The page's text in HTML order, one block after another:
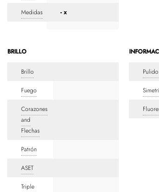
Medidas - x
BRILLO
Brillo
Fuego
Corazones
and
Flechas
Patrón
ASET
Triple
Pulido